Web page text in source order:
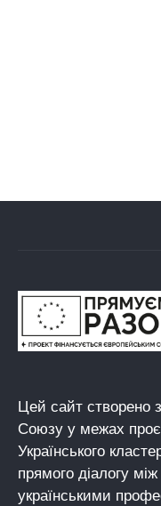
Цей сайт створено
Союзу у межах
Українського
прямого діалогу
українськими